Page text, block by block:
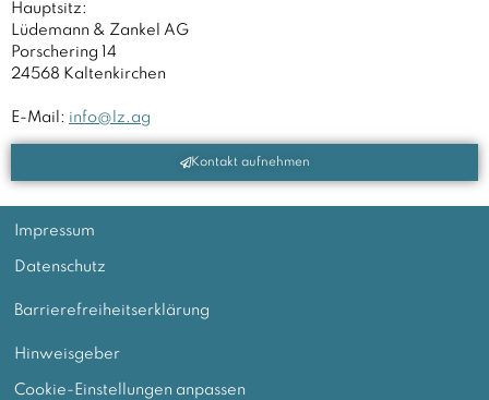
a
t
i
v
:
Hauptsitz:
Lüdemann & Zankel AG
Porschering 14
24568 Kaltenkirchen
E-Mail: info@lz.ag
Kontakt aufnehmen
Impressum
Datenschutz
Barrierefreiheitserklärung
Hinweisgeber
Cookie-Einstellungen anpassen